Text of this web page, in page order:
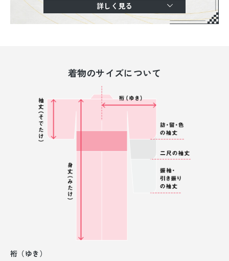
詳しく見る
着物のサイズについて
裄（ゆき）